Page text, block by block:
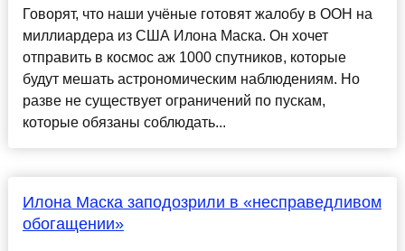
Говорят, что наши учёные готовят жалобу в ООН на
миллиардера из США Илона Маска. Он хочет
отправить в космос аж 1000 спутников, которые
будут мешать астрономическим наблюдениям. Но
разве не существует ограничений по пускам,
которые обязаны соблюдать...
Илона Маска заподозрили в «несправедливом
обогащении»